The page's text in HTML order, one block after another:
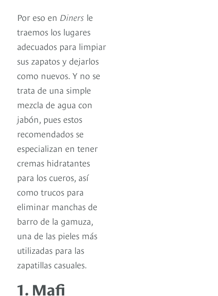
Por eso en Diners le
traemos los lugares
adecuados para limpiar
sus zapatos y dejarlos
como nuevos. Y no se
trata de una simple
mezcla de agua con
jabón, pues estos
recomendados se
especializan en tener
cremas hidratantes
para los cueros, así
como trucos para
eliminar manchas de
barro de la gamuza,
una de las pieles más
utilizadas para las
zapatillas casuales.
1. Mafi